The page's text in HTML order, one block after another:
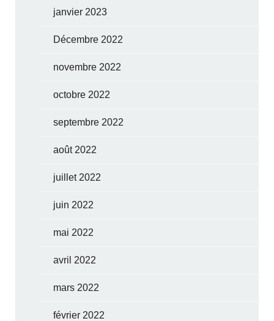
janvier 2023
Décembre 2022
novembre 2022
octobre 2022
septembre 2022
août 2022
juillet 2022
juin 2022
mai 2022
avril 2022
mars 2022
février 2022